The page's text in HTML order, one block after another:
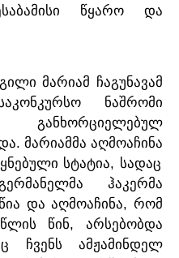
წყარო
და
მარიამ ჩაგუნავამ
ნაშრომი
განხორციელებულ
.მარიამმა აღმოაჩინა
სტატია, სადაც
ჰაკერმა
და აღმოაჩინა,რომ
წლის წინ,არსებობდა
ჩვენს
ამჟამინდელ